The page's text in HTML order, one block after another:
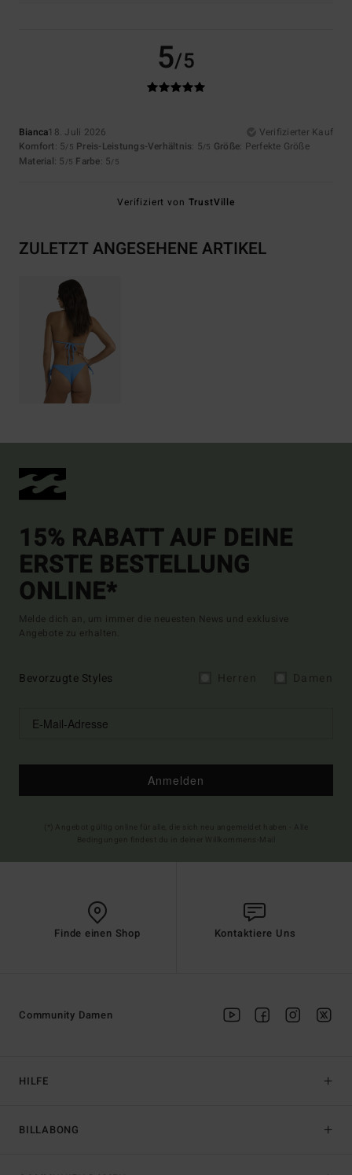
5/5
Bianca18. Juli 2026
Verifizierter Kauf
Komfort: 5/5 Preis-Leistungs-Verhältnis: 5/5 Größe: Perfekte Größe
Material: 5 /5 Farbe: 5/5
Verifiziert von TrustVille
ZULETZT ANGESEHENE ARTIKEL
15% RABATT AUF DEINE
ERSTE BESTELLUNG
ONLINE*
Melde dich an, um immer die neuesten News und exklusive
Angebote zu erhalten.
Bevorzugte Styles
Anmelden
Finde einen Shop Kontaktiere Uns
HILFE
BILLABONG
Community Damen